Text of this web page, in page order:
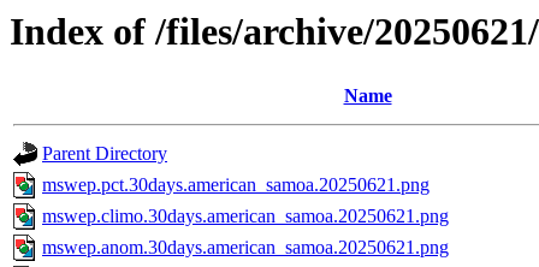
Index of /files/archive/
Name
Parent Directory
mswep.pct.30days.american_samoa.20250621.png
mswep.climo.30days.american_samoa.20250621.png
mswep.anom.30days.american_samoa.20250621.png